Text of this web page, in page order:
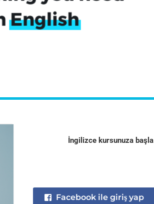
İngilizce kursunuza başla
Facebook ile giriş yap